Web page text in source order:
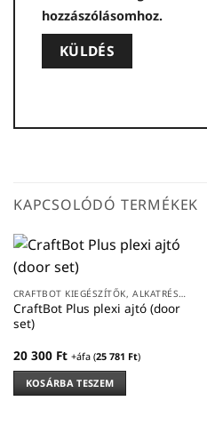
hozzászólásomhoz.
KAPCSOLÓDÓ TERMÉKEK
CraftBot Plus plexi ajtó (door
set)
20 300 Ft +áfa (25 781 Ft)
KOSÁRBA TESZEM